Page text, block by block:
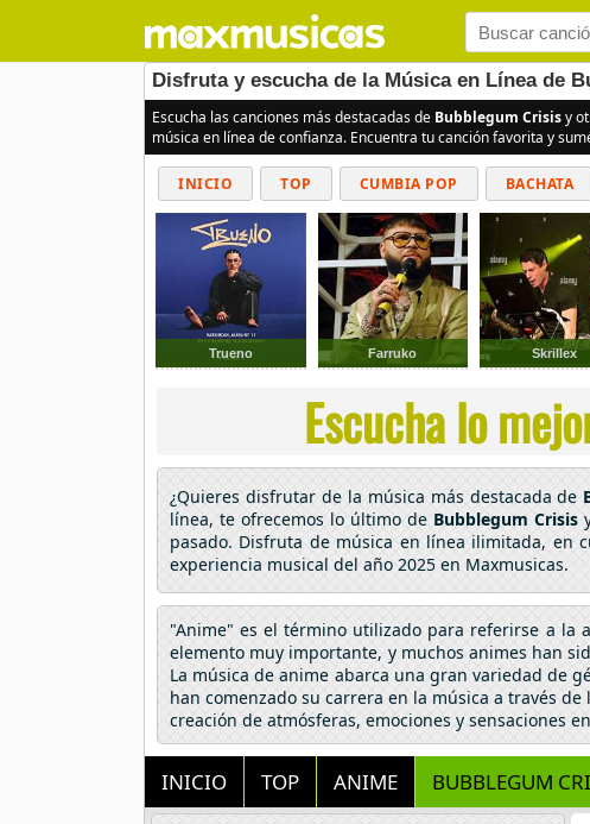
Disfruta y escucha de la Música en Línea de
Escucha las canciones más destacadas de Bubblegum Crisisy
música en línea de confianza. Encuentra tu canción favorita y
INICIO TOP CUMBIA POP BACHATA
Trueno Farruko Skrillex
Escucha lo
¿Quieres disfrutar de la música más destacada de
línea, te ofrecemos lo último de Bubblegum Crisis
pasado. Disfruta de música en línea ilimitada, en
experiencia musical del año 2025 en Maxmusicas.
"Anime" es el término utilizado para referirse a la
elemento muy importante, y muchos animes han
La música de anime abarca una gran variedad de
han comenzado su carrera en la música a través
creación de atmósferas, emociones y sensaciones
INICIO TOP ANIME BUBBLEGUM